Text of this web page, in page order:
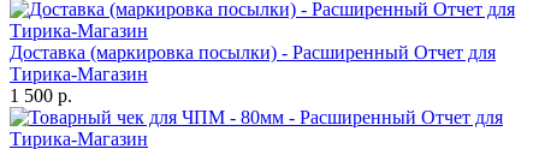
Доставка (маркировка посылки) - Расширенный Отчет для
Тирика-Магазин
1 500 р.